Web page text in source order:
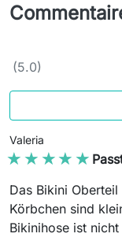
(5.0)
Valeria
★★★★★
★★★★★
Das Bikini
Körbchen sind
Bikinihose ist